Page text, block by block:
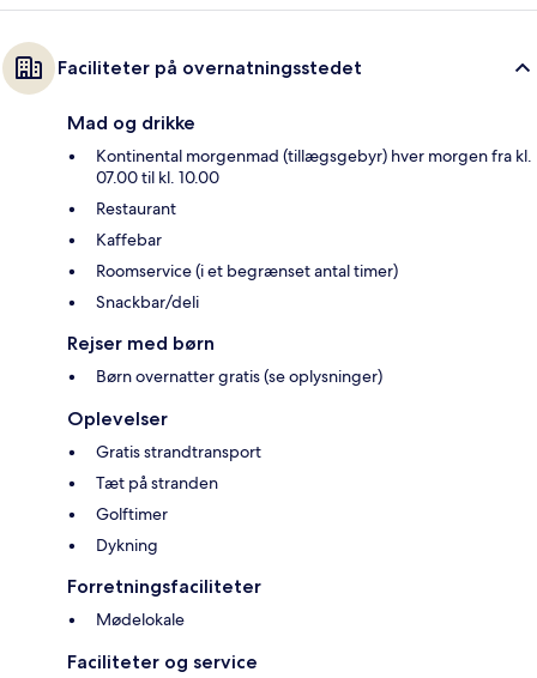
Faciliteter på overnatningsstedet
Mad og drikke
Kontinental morgenmad (tillægsgebyr) hver morgen fra kl.
07.00 til kl. 10.00
Restaurant
Kaffebar
Roomservice (i et begrænset antal timer)
Snackbar/deli
Rejser med børn
Børn overnatter gratis (se oplysninger)
Oplevelser
Gratis strandtransport
Tæt på stranden
Golftimer
Dykning
Forretningsfaciliteter
Mødelokale
Faciliteter og service